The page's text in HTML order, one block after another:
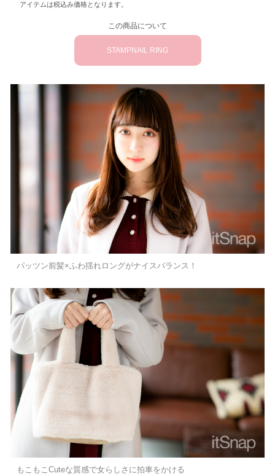
アイテムは税込み価格となります。
この商品について
STAMPNAIL RING
パッツン前髪×ふわ揺れロングがナイスバランス！
もこもこCuteな質感で女らしさに拍車をかける